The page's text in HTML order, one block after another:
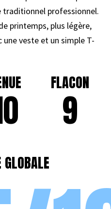
traditionnel professionnel.
printemps, plus légère,
une veste et un simple T-
FLACON
9